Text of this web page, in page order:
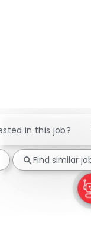
in this job?
Find similar